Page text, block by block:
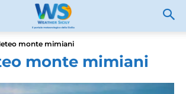
monte mimiani
monte mimiani